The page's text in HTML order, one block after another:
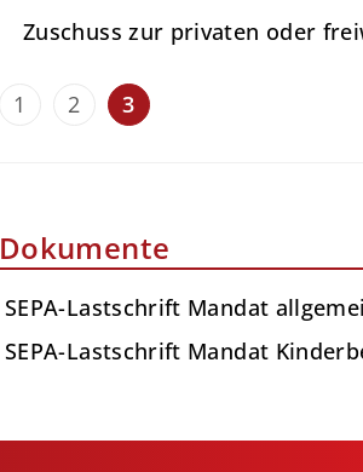
Zuschuss zur privaten oder
1 2 3
Dokumente
SEPA-Lastschrift Mandat
SEPA-Lastschrift Mandat